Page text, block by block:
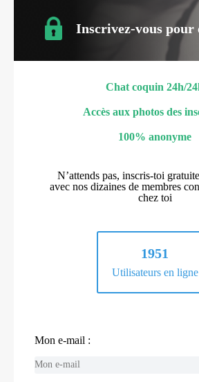
Inscrivez-vous pour
Chat coquin 24h/
Accès aux photos des
100% anonyme
N’attends pas, inscris-toi
avec nos dizaines de membres
chez toi
1951
Utilisateurs en ligne
Mon e-mail :